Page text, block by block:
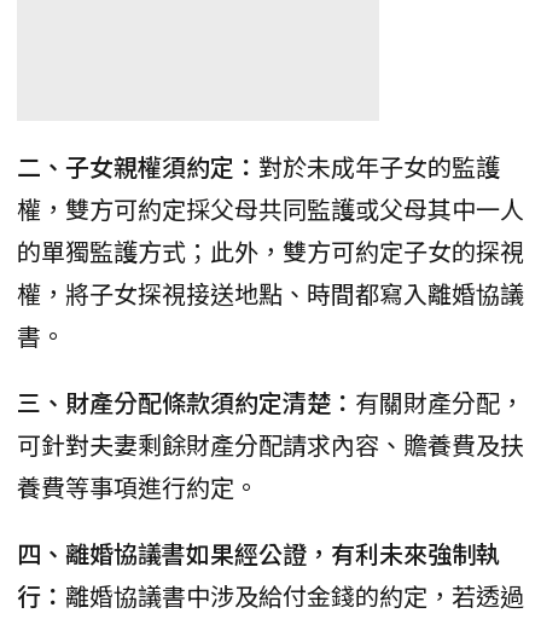
二、子女親權須約定： 對於未成年子女的監護
權，雙方可約定採父母共同監護或父母其中一人
的單獨監護方式；此外，雙方可約定子女的探視
權，將子女探視接送地點、時間都寫入離婚協議
書。
三、財產分配條款須約定清楚： 有關財產分配，
可針對夫妻剩餘財產分配請求內容、贍養費及扶
養費等事項進行約定。
四、離婚協議書如果經公證，有利未來強制執
行： 離婚協議書中涉及給付金錢的約定，若透過